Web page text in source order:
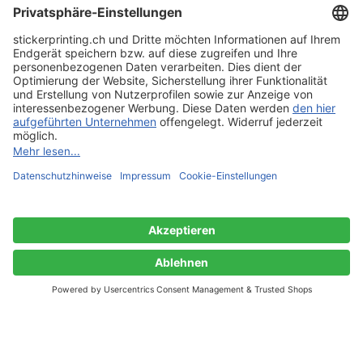
E-Mail
Datenchecks
INFORMATIONEN
Lieferinformationen
AGB